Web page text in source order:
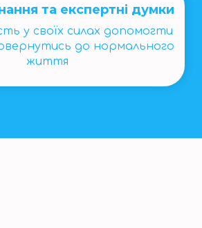
та експертні думки
у своїх силах допомогти
до нормального
життя